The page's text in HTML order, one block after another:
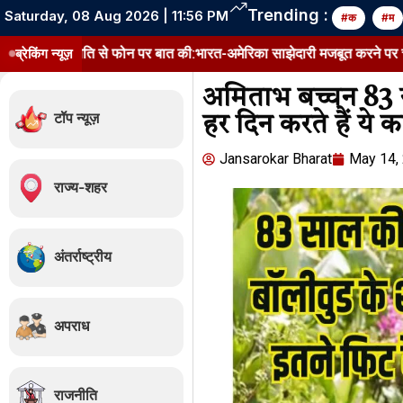
Saturday, 08 Aug 2026 | 11:56 PM Trending : #क #म
ब्रेकिंग न्यूज़
से फोन पर बात की:भारत-अमेरिका साझेदारी मजबूत करने पर चर्चा,
टॉप न्यूज़
राज्य-शहर
अंतर्राष्ट्रीय
अपराध
राजनीति
अमिताभ बच्चन 83
हर दिन करते हैं ये
Jansarokar Bharat May 14,